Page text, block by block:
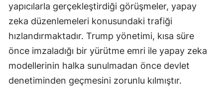
Manisa
Mardin
Muğla
yapıcılarla gerçekleştirdiği görüşmeler, yapay
zeka düzenlemeleri konusundaki trafiği
hızlandırmaktadır. Trump yönetimi, kısa süre
önce imzaladığı bir yürütme emri ile yapay zeka
modellerinin halka sunulmadan önce devlet
denetiminden geçmesini zorunlu kılmıştır.